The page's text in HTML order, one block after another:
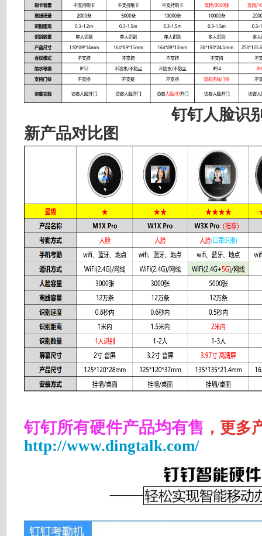
钉钉人脸识
新产品对比图
钉钉所有硬件产品均有售 ，更多
http://www.dingtalk.com/